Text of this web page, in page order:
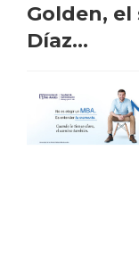
Golden,
Díaz...